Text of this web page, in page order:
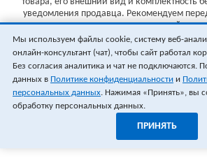
уведомления продавца. Рекомендуем
характеристики товара на сайте
Указанные цены не являются публичной
Стоимость и наличие товара
Мы используем файлы cookie, систему веб-
онлайн-консультант (чат), чтобы сайт работал
Без согласия аналитика и чат не подключаются.
данных в Политике конфиденциальности и
персональных данных. Нажимая «Принять», вы
обработку персональных данных.
ПРИНЯТЬ